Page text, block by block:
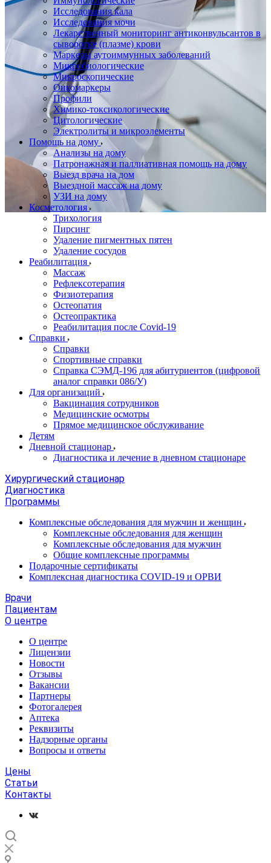
Исследования кала
Исследования мочи
Лекарственный мониторинг антиконвульсантов в
сыворотке (плазме) крови
Маркеры аутоиммунных заболеваний
Микробиологические
Микроскопические
Онкомаркеры
Профили
Химико-токсикологические
Цитологические
Электролиты и микроэлементы
Помощь на дому
Анализы на дому
Патронажная и паллиативная помощь на дому
Выезд врача на дом
Выездной массаж на дому
УЗИ на дому
Косметология
Трихология
Пирсинг
Удаление пигментных пятен
Удаление сосудов
Реабилитация
Массаж
Рефлексотерапия
Физиотерапия
Остеопатия
Остеопрактика
Реабилитация после Covid-19
Справки
Справки
Спортивные справки
Справка СЭМД‑196 для абитуриентов (цифровой
аналог справки 086/У)
Для организаций
Вакцинация сотрудников
Медицинские осмотры
Прямое медицинское обслуживание
Детям
Дневной стационар
Диагностика и лечение в дневном стационаре
Хирургический стационар
Диагностика
Программы
Комплексные обследования для мужчин и женщин
Комплексные обследования для женщин
Комплексные обследования для мужчин
Общие комплексные программы
Подарочные сертификаты
Комплексная диагностика COVID-19 и ОРВИ
Врачи
Пациентам
О центре
О центре
Лицензии
Новости
Отзывы
Вакансии
Партнеры
Фотогалерея
Аптека
Реквизиты
Надзорные органы
Вопросы и ответы
Цены
Статьи
Контакты